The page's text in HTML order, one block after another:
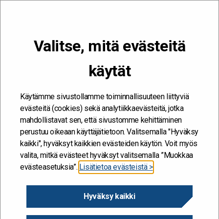
Valitse, mitä evästeitä
käytät
Käytämme sivustollamme toiminnallisuuteen liittyviä
evästeitä (cookies) sekä analytiikkaevästeitä, jotka
mahdollistavat sen, että sivustomme kehittäminen
perustuu oikeaan käyttäjätietoon. Valitsemalla "Hyväksy
kaikki", hyväksyt kaikkien evästeiden käytön. Voit myös
valita, mitkä evästeet hyväksyt valitsemalla ”Muokkaa
evästeasetuksia”. Lisätietoa evästeistä >
Hyväksy kaikki
Kehitän ja kehityn #töissäSuomelle
Julkisten hankintojen toimittajamäärä kasvaa
Julkisten hankintojen